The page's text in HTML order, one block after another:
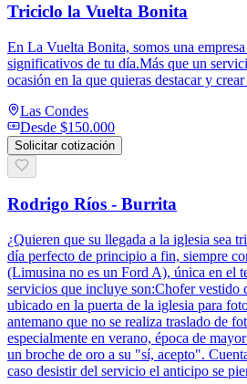
Triciclo la Vuelta Bonita
En La Vuelta Bonita, somos una
significativos de tu día.Más que un
ocasión en la que quieras destacar y
Las Condes
Desde $150.000
Solicitar cotización
Rodrigo Ríos - Burrita
¿Quieren que su llegada a la iglesia sea
día perfecto de principio a fin, siempre
(Limusina no es un Ford A), única en el
servicios que incluye son:Chofer vestido
ubicado en la puerta de la iglesia para
antemano que no se realiza traslado de
especialmente en verano, época de
un broche de oro a su "sí, acepto".
caso desistir del servicio el anticipo se